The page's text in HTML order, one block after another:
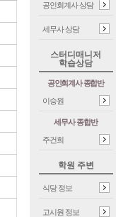
공인회계사 상담
세무사 상담
스터디매니저
학습상담
공인회계사 종합반
이승원
세무사 종합반
주건희
학원 주변
식당 정보
고시원 정보